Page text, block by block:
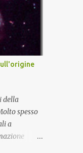
della
spesso
a